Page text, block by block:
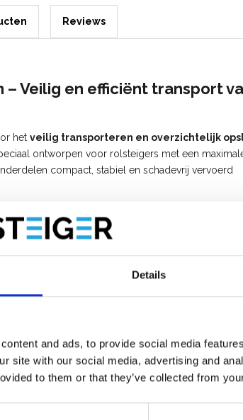
Details
and ads, to provide social media
site with our social media, advertising and
to them or that they’ve collected from
Reviews
Veilig en efficiënt transport
het veilig transporteren en overzichtelijk
ontworpen voor rolsteigers met een
compact, stabiel en schadevrij vervoerd
direct zicht op uw complete rolsteiger. Dit maakt
willen werken en tijd willen besparen op de
compleet is
en lossen
breedterichting
de bok